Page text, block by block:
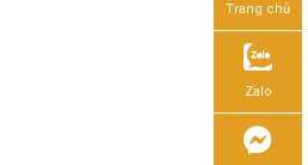
Trang chủ
Zalo